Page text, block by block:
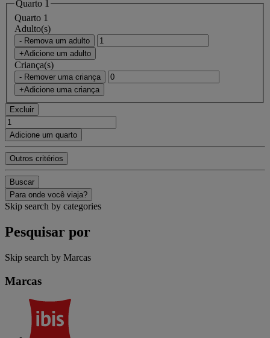
Quarto 1
Quarto 1
Adulto(s)
- Remova um adulto
+Adicione um adulto
Criança(s)
- Remover uma criança
+Adicione uma criança
Excluir
Adicione um quarto
Outros critérios
Buscar
Para onde você viaja?
Skip search by categories
Pesquisar por
Skip search by Marcas
Marcas